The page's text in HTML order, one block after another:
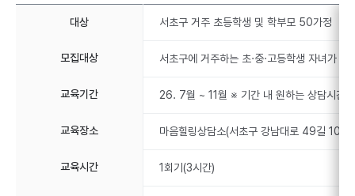
대상 서초구 거주 초등학생 및 학부모 50가정
모집대상 서초구에 거주하는 초·중·고등학생 자녀가
교육기간 26. 7월 ~ 11월 ※ 기간 내 원하는 상담시간
교육장소 마음힐링상담소(서초구 강남대로 49길 10)
교육시간 1회기(3시간)